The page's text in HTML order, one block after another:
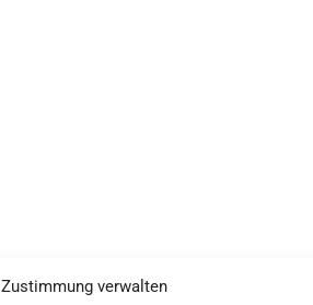
Zustimmung verwalten